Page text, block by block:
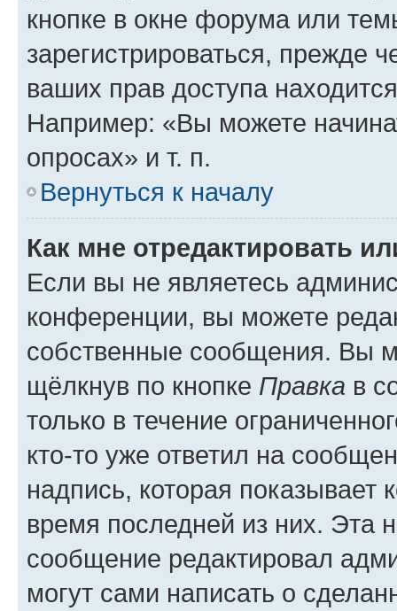
кнопке в окне форума или
зарегистрироваться, прежде
ваших прав доступа
Например: «Вы можете
опросах» и т. п.
Вернуться к началу
Как мне отредактировать
Если вы не являетесь
конференции, вы можете
собственные сообщения. Вы
щёлкнув по кнопке Правка в
только в течение
кто-то уже ответил на
надпись, которая показывает
время последней из них. Эта
сообщение редактировал
могут сами написать о